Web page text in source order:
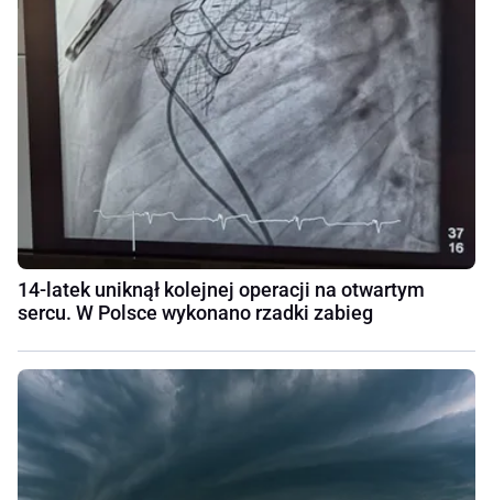
14-latek uniknął kolejnej operacji na otwartym
sercu. W Polsce wykonano rzadki zabieg